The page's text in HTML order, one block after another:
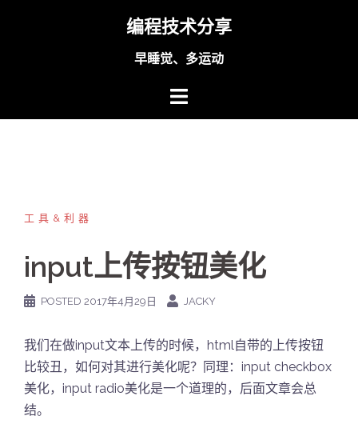
编程技术分享
早睡觉、多运动
工具&利器
input上传按钮美化
POSTED 2017年4月29日 JACKY
我们在做input文本上传的时候，html自带的上传按钮
比较丑，如何对其进行美化呢？同理：input checkbox
美化，input radio美化是一个道理的，后面文章会总
结。